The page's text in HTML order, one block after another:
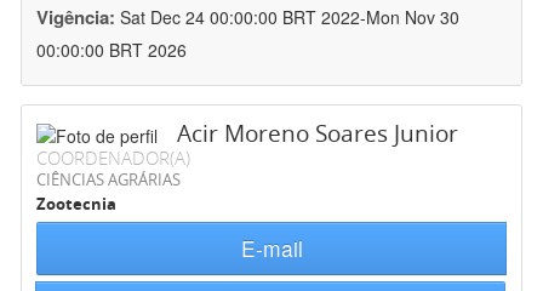
Vigência: Sat Dec 24 00:00:00 BRT 2022-Mon Nov 30
00:00:00 BRT 2026
Acir Moreno Soares Junior
COORDENADOR(A)
CIÊNCIAS AGRÁRIAS
Zootecnia
E-mail